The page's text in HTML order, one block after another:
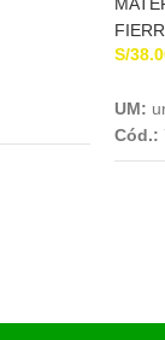
S/
UM:
Cód.: